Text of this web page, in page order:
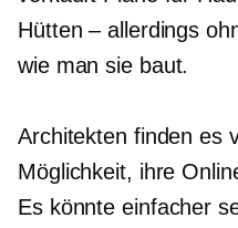
Hütten – allerdings
wie man sie baut.
Architekten finden es
Möglichkeit, ihre
Es könnte einfacher